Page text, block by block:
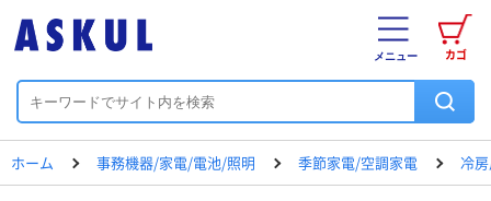
カゴ
メニュー
ホーム 事務機器/家電/電池/照明 季節家電/空調家電 冷